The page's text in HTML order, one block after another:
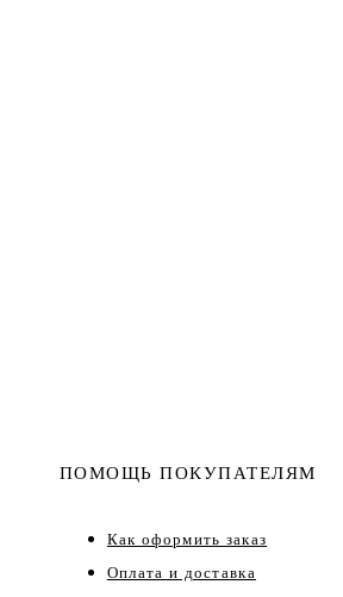
ПОМОЩЬ ПОКУПАТЕЛЯМ
Как оформить заказ
Оплата и доставка